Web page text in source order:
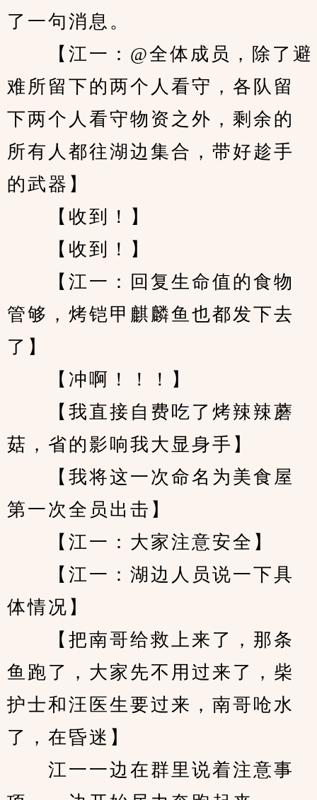
了一句消息。
【江一：@全体成员，除了避
难所留下的两个人看守，各队留
下两个人看守物资之外，剩余的
所有人都往湖边集合，带好趁手
的武器】
【收到！】
【收到！】
【江一：回复生命值的食物
管够，烤铠甲麒麟鱼也都发下去
了】
【冲啊！！！】
【我直接自费吃了烤辣辣蘑
菇，省的影响我大显身手】
【我将这一次命名为美食屋
第一次全员出击】
【江一：大家注意安全】
【江一：湖边人员说一下具
体情况】
【把南哥给救上来了，那条
鱼跑了，大家先不用过来了，柴
护士和汪医生要过来，南哥呛水
了，在昏迷】
江一一边在群里说着注意事